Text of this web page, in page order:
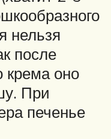
нельзя
после
крема оно
При
печенье